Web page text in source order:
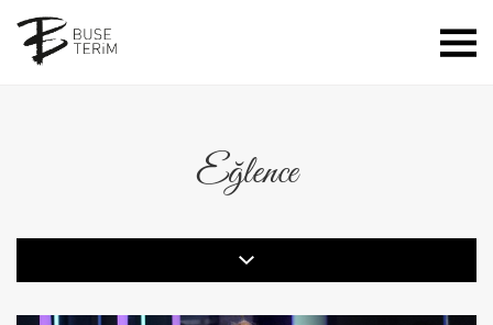
Eğlence